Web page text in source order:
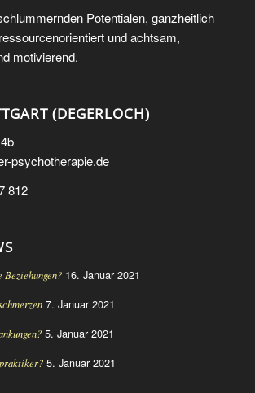
Potentialen, ganzheitlich
und achtsam,
motivierend.
(DEGERLOCH)
psychotherapie.de
812
16. Januar 2021
7. Januar 2021
5. Januar 2021
5. Januar 2021